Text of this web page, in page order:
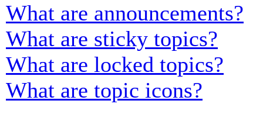
What are announcements?
What are sticky topics?
What are locked topics?
What are topic icons?